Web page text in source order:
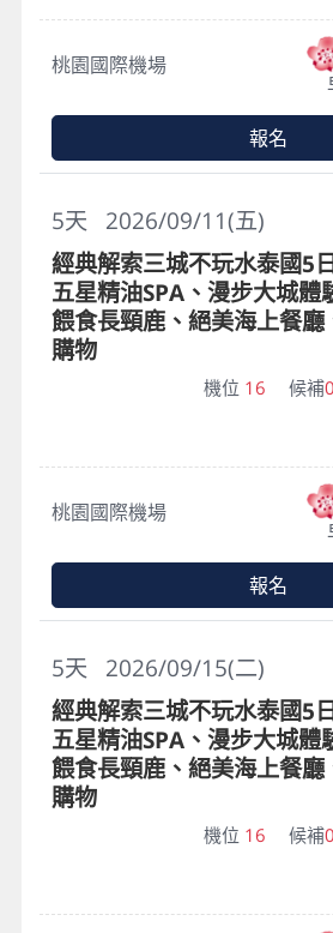
桃園國際機場
報名
2026/09/11(五)
5天
經典解索三城不玩水泰國5
五星精油SPA、漫步大城體
餵食長頸鹿、絕美海上餐
購物
機位 16 候補0
桃園國際機場
報名
2026/09/15(二)
5天
經典解索三城不玩水泰國5
五星精油SPA、漫步大城體
餵食長頸鹿、絕美海上餐
購物
機位 16 候補0